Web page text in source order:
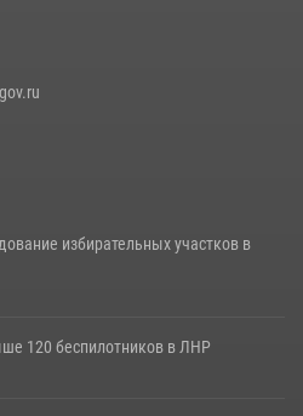
избирательных участков в
120 беспилотников в ЛНР